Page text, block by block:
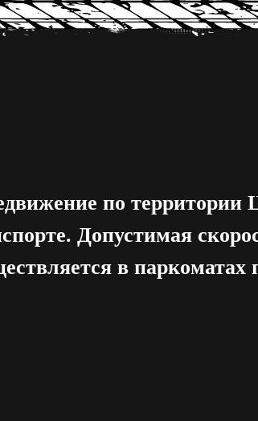
по территории
Допустимая
в паркоматах